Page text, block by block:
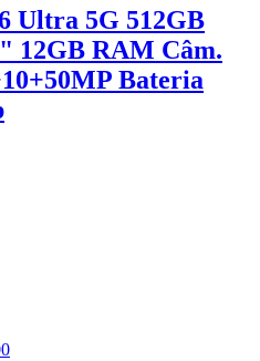
Ultra 5G 512GB
12GB RAM Câm.
Bateria